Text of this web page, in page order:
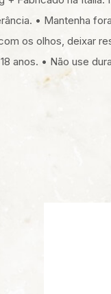
• Mantenha
os olhos, deixar
anos. • Não use